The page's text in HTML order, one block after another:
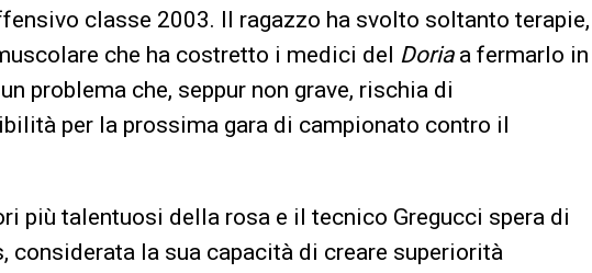
classe 2003. Il ragazzo ha svolto soltanto terapie,
che ha costretto i medici del Doria a fermarlo in
problema che, seppur non grave, rischia di
per la prossima gara di campionato contro il
più talentuosi della rosa e il tecnico Gregucci spera di
considerata la sua capacità di creare superiorità